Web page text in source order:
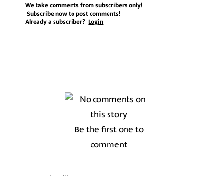
We take comments from subscribers only!
Subscribe nowto post comments!
Already a subscriber?Login
Be the first one to
comment